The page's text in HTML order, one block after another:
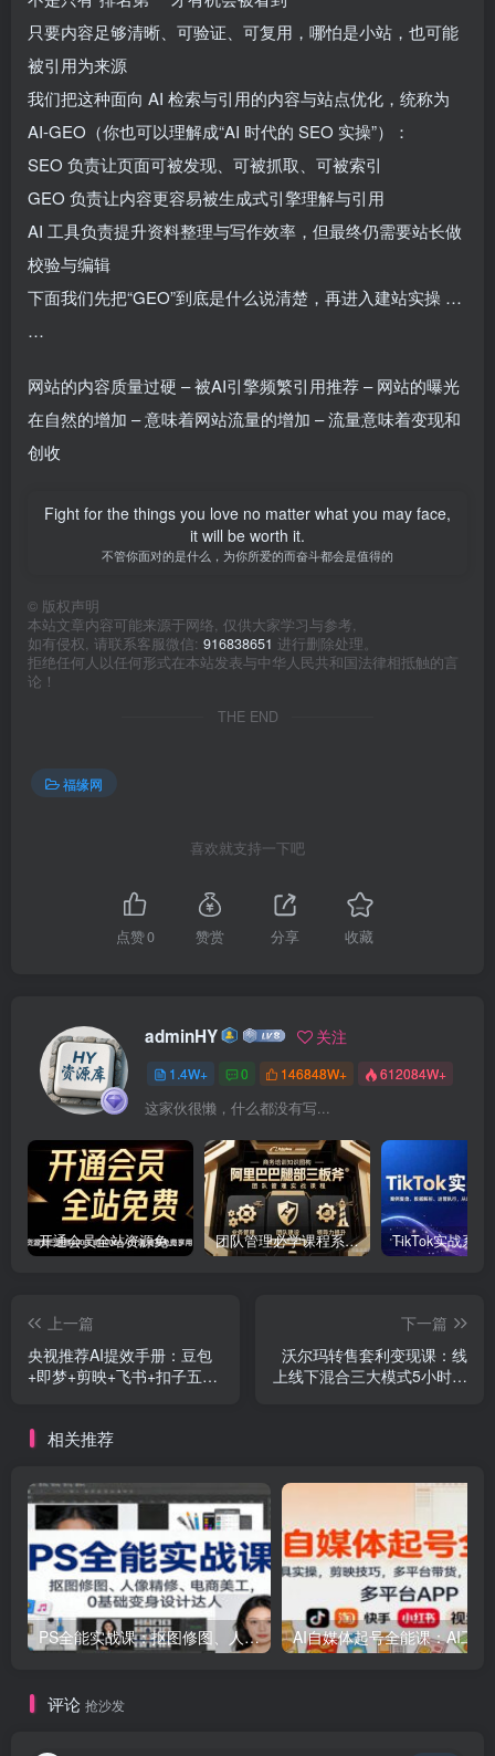
只要内容足够清晰、可验证、可复用，哪怕是小站，也可能
被引用为来源
我们把这种面向 AI 检索与引用的内容与站点优化，统称为
AI-GEO（你也可以理解成“AI 时代的 SEO 实操”）：
SEO 负责让页面可被发现、可被抓取、可被索引
GEO 负责让内容更容易被生成式引擎理解与引用
AI 工具负责提升资料整理与写作效率，但最终仍需要站长做
校验与编辑
下面我们先把“GEO”到底是什么说清楚，再进入建站实操 …
…
网站的内容质量过硬 – 被AI引擎频繁引用推荐 – 网站的曝光
在自然的增加 – 意味着网站流量的增加 – 流量意味着变现和
创收
Fight for the things you love no matter what you may face,
it will be worth it.
不管你面对的是什么，为你所爱的而奋斗都会是值得的
© 版权声明
本站文章内容可能来源于网络, 仅供大家学习与参考,
如有侵权, 请联系客服微信: 916838651 进行删除处理。
拒绝任何人以任何形式在本站发表与中华人民共和国法律相抵触的言
论！
THE END
福缘网
喜欢就支持一下吧
点赞0 赞赏 分享 收藏
adminHY 关注
1.4W+ 0 146848W+ 612084W+
这家伙很懒，什么都没有写...
开通会员全站资源免费下载 开通VIP会员 HY资源库 团队管理必学课程系列，阿里巴巴“腿部三板斧”
上一篇
央视推荐AI提效手册：豆包
+即梦+剪映+飞书+扣子五合
下一篇
沃尔玛转售套利变现课：线
上线下混合三大模式5小时学
相关推荐
PS全能实战课：抠图修图、人像精修、电商美工，0基础变身设计达人
评论 抢沙发